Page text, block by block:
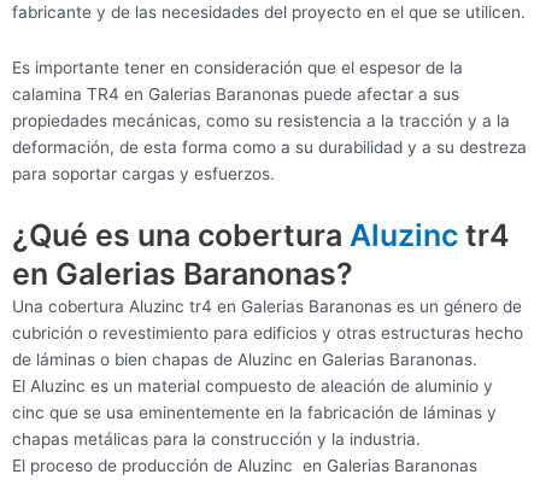
fabricante y de las necesidades del proyecto en el que se utilicen.
Es importante tener en consideración que el espesor de la
calamina TR4 en Galerias Baranonas puede afectar a sus
propiedades mecánicas, como su resistencia a la tracción y a la
deformación, de esta forma como a su durabilidad y a su destreza
para soportar cargas y esfuerzos.
¿Qué es una cobertura Aluzinc tr4
en Galerias Baranonas?
Una cobertura Aluzinc tr4 en Galerias Baranonas es un género de
cubrición o revestimiento para edificios y otras estructuras hecho
de láminas o bien chapas de Aluzinc en Galerias Baranonas.
El Aluzinc es un material compuesto de aleación de aluminio y
cinc que se usa eminentemente en la fabricación de láminas y
chapas metálicas para la construcción y la industria.
El proceso de producción de Aluzinc en Galerias Baranonas